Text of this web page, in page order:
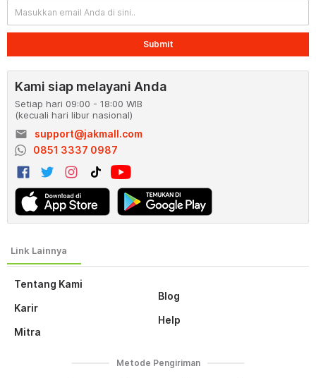
Tentang Kami
Karir
Mitra
Blog
Help
Submit
Kami siap melayani Anda
Setiap hari 09:00 - 18:00 WIB
(kecuali hari libur nasional)
email
support@jakmall.com
0851 3337 0987
Metode Pengiriman